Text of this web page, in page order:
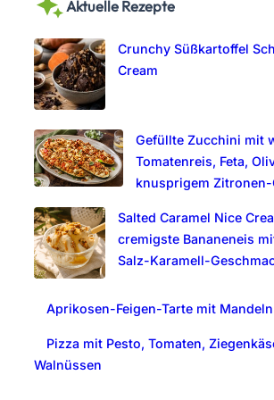
r
h
Aktuelle Rezepte
Crunchy Süßkartoffel
Cream
Gefüllte Zucchini mit
Tomatenreis, Feta,
knusprigem
Salted Caramel Nice
cremigste Bananeneis
Salz-Karamell-
Aprikosen-Feigen-Tarte mit
Pizza mit Pesto, Tomaten,
Walnüssen